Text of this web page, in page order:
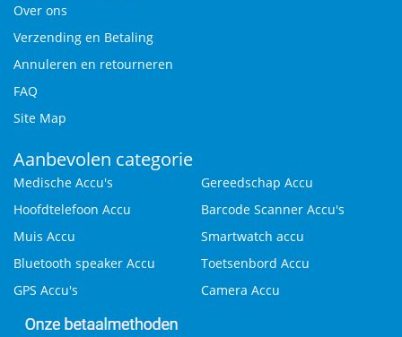
Over ons
Verzending en Betaling
Annuleren en retourneren
FAQ
Site Map
Aanbevolen categorie
Medische Accu's
Gereedschap Accu
Hoofdtelefoon Accu
Barcode Scanner Accu's
Muis Accu
Smartwatch accu
Bluetooth speaker Accu
Toetsenbord Accu
GPS Accu's
Camera Accu